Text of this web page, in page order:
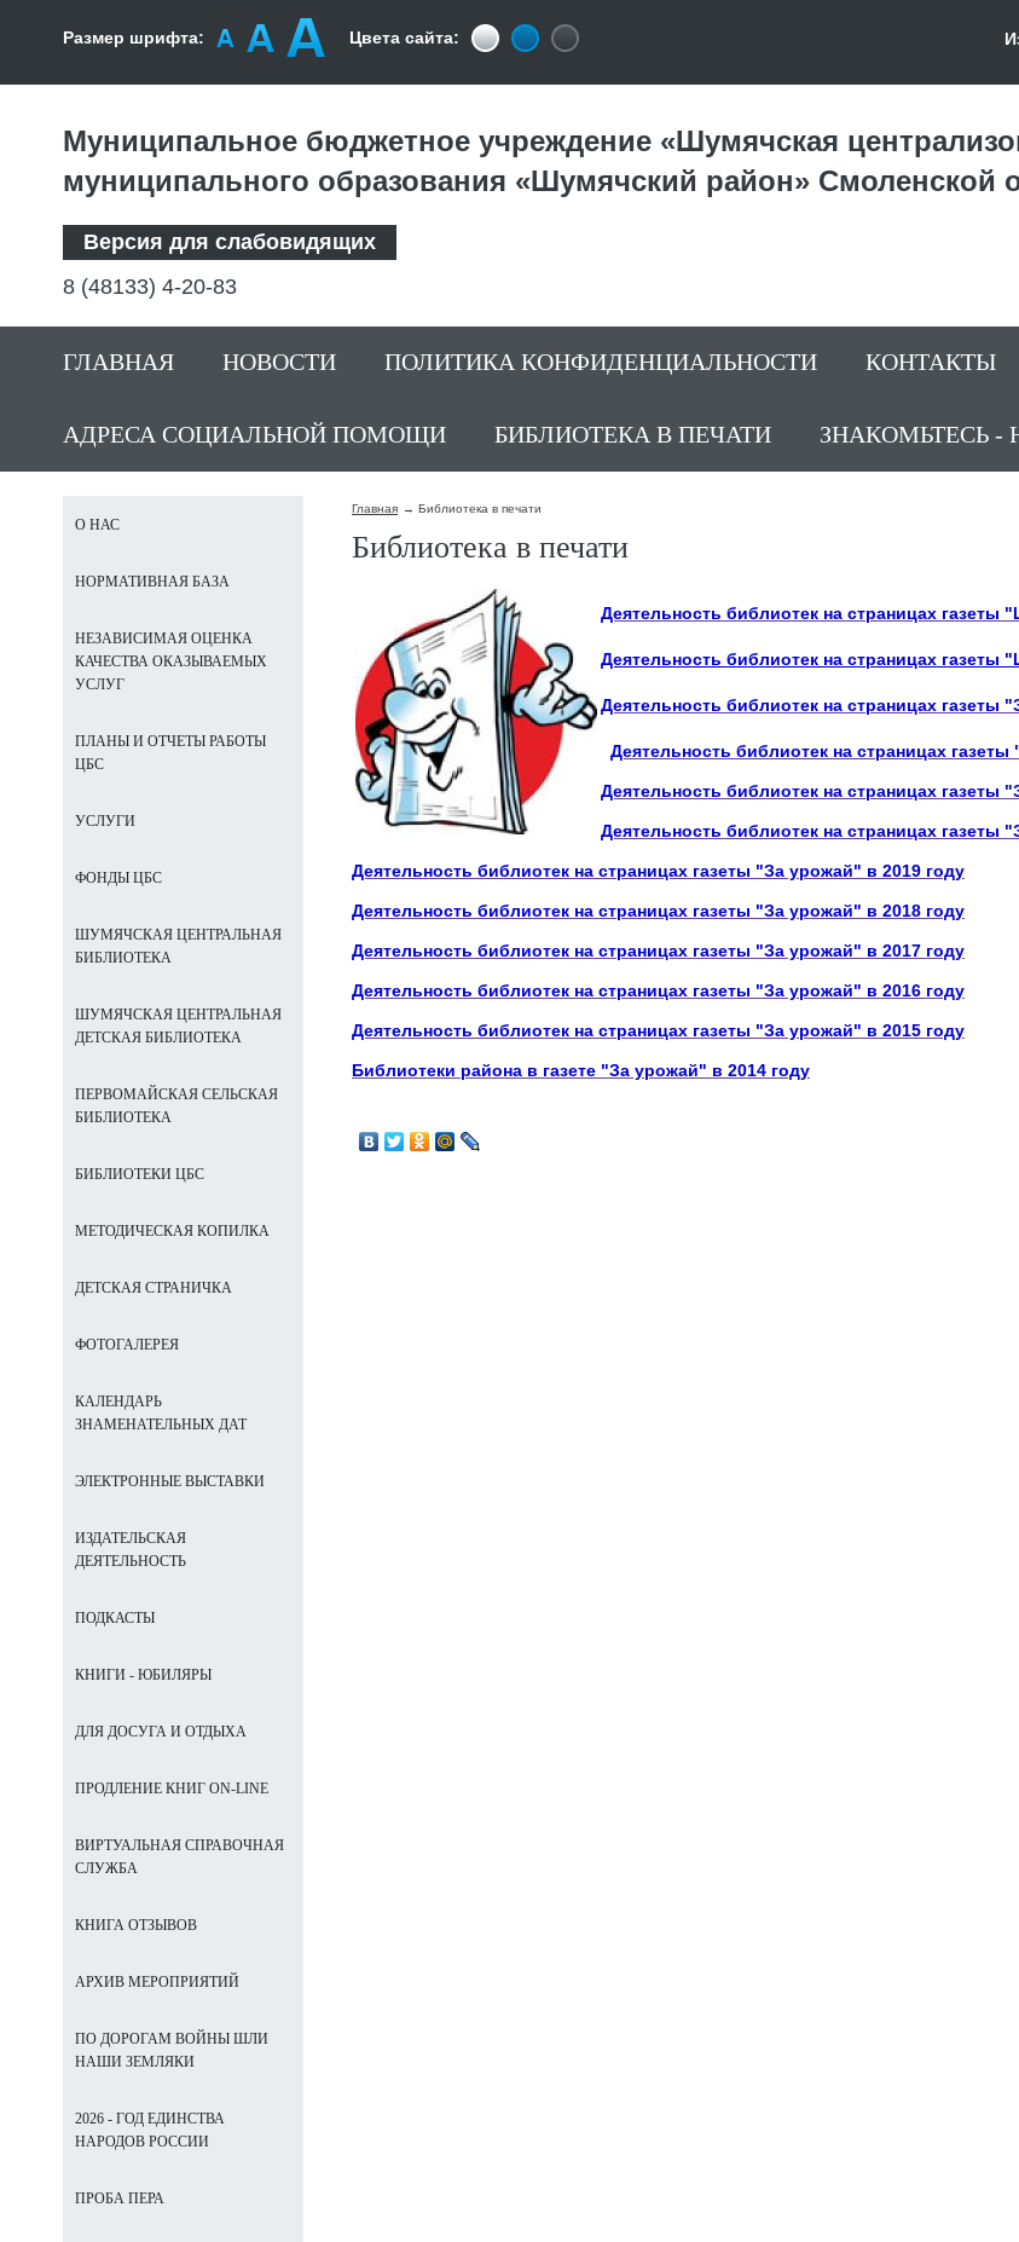
Размер шрифта: Цвета сайта:
Муниципальное бюджетное учреждение «Шумячская
муниципального образования «Шумячский район» Смоленской
Версия для слабовидящих
8 (48133) 4-20-83
ГЛАВНАЯ НОВОСТИ ПОЛИТИКА КОНФИДЕНЦИАЛЬНОСТИ КОНТАКТЫ
АДРЕСА СОЦИАЛЬНОЙ ПОМОЩИ БИБЛИОТЕКА В ПЕЧАТИ ЗНАКОМЬТЕСЬ -
Главная Библиотека в печати
Библиотека в печати
Деятельность библиотек на страницах газеты
Деятельность библиотек на страницах газеты
Деятельность библиотек на страницах газеты
Деятельность библиотек на страницах
Деятельность библиотек на страницах газеты
Деятельность библиотек на страницах газеты
Деятельность библиотек на страницах газеты "За урожай" в 2019 году
Деятельность библиотек на страницах газеты "За урожай" в 2018 году
Деятельность библиотек на страницах газеты "За урожай" в 2017 году
Деятельность библиотек на страницах газеты "За урожай" в 2016 году
Деятельность библиотек на страницах газеты "За урожай" в 2015 году
Библиотеки района в газете "За урожай" в 2014 году
О НАС
НОРМАТИВНАЯ БАЗА
НЕЗАВИСИМАЯ ОЦЕНКА
КАЧЕСТВА ОКАЗЫВАЕМЫХ
УСЛУГ
ПЛАНЫ И ОТЧЕТЫ РАБОТЫ
ЦБС
УСЛУГИ
ФОНДЫ ЦБС
ШУМЯЧСКАЯ ЦЕНТРАЛЬНАЯ
БИБЛИОТЕКА
ШУМЯЧСКАЯ ЦЕНТРАЛЬНАЯ
ДЕТСКАЯ БИБЛИОТЕКА
ПЕРВОМАЙСКАЯ СЕЛЬСКАЯ
БИБЛИОТЕКА
БИБЛИОТЕКИ ЦБС
МЕТОДИЧЕСКАЯ КОПИЛКА
ДЕТСКАЯ СТРАНИЧКА
ФОТОГАЛЕРЕЯ
КАЛЕНДАРЬ
ЗНАМЕНАТЕЛЬНЫХ ДАТ
ЭЛЕКТРОННЫЕ ВЫСТАВКИ
ИЗДАТЕЛЬСКАЯ
ДЕЯТЕЛЬНОСТЬ
ПОДКАСТЫ
КНИГИ - ЮБИЛЯРЫ
ДЛЯ ДОСУГА И ОТДЫХА
ПРОДЛЕНИЕ КНИГ ON-LINE
ВИРТУАЛЬНАЯ СПРАВОЧНАЯ
СЛУЖБА
КНИГА ОТЗЫВОВ
АРХИВ МЕРОПРИЯТИЙ
ПО ДОРОГАМ ВОЙНЫ ШЛИ
НАШИ ЗЕМЛЯКИ
2026 - ГОД ЕДИНСТВА
НАРОДОВ РОССИИ
ПРОБА ПЕРА